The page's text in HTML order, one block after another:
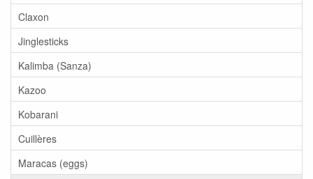
Claxon
Jinglesticks
Kalimba (Sanza)
Kazoo
Kobarani
Cuillères
Maracas (eggs)